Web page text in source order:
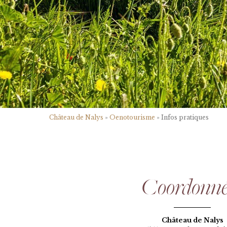
Château de Nalys » Oenotourisme » Infos pratiques
Château de Nalys